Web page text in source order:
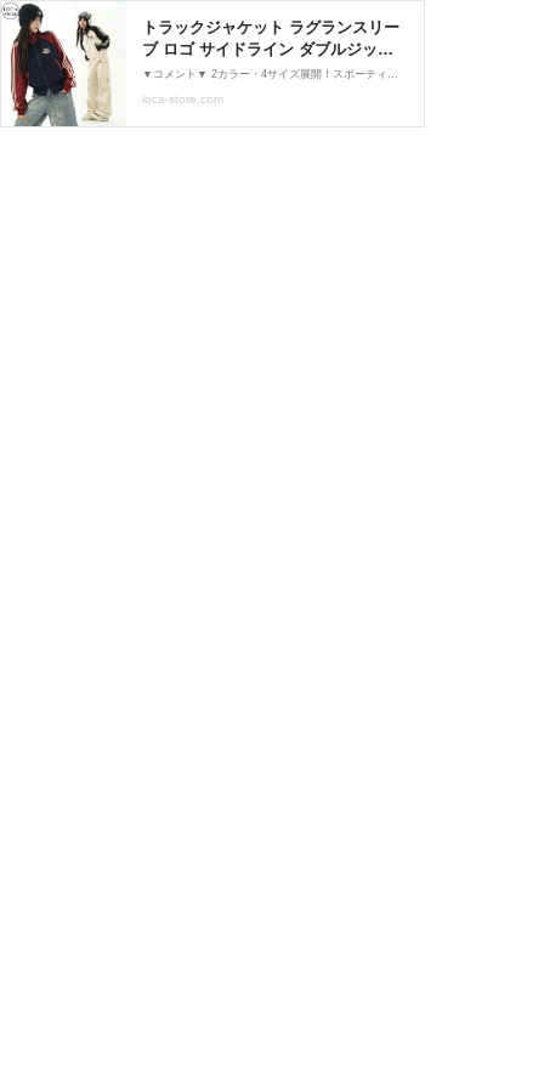
トラックジャケット ラグランスリー
ブ ロゴ サイドライン ダブルジップ
ジャージ ルーズ 長袖 カジュアル ス
ポーツミックス DTCA-820256676640
▼コメント▼ 2カラー・4サイズ展開！スポーティなサイドラインが目を惹くトラックジャケットです。 ダブルジップとサイドに施されたラインが、レトロスポーティな雰囲気漂う1枚に。 トップスとしても、ZIPを開けて羽織としても使えるのでスタイリングの幅が広がります。 デニムやカーゴパンツと相性抜群なのはもちろん◎ プリーツスカートやレースのスカートと合わせて甘辛ミックスなコーディネートも可愛いです。 ▼SIZE(約)▼ M・L・XL・2XL 【SIZE：M】 着丈：55cm、胸囲：120cm、肩幅：39cm、袖丈：76cm 【SIZE：L】 着丈：57cm、胸囲：124cm、肩幅：40.5cm...
loca-store.com